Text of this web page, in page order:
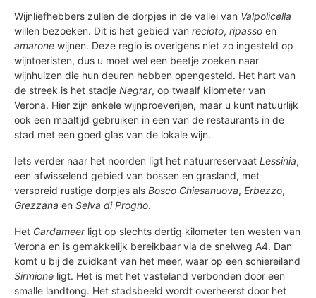
Wijnliefhebbers zullen de dorpjes in de vallei van Valpolicella
willen bezoeken. Dit is het gebied van recioto, ripasso en
amarone wijnen. Deze regio is overigens niet zo ingesteld op
wijntoeristen, dus u moet wel een beetje zoeken naar
wijnhuizen die hun deuren hebben opengesteld. Het hart van
de streek is het stadje Negrar, op twaalf kilometer van
Verona. Hier zijn enkele wijnproeverijen, maar u kunt natuurlijk
ook een maaltijd gebruiken in een van de restaurants in de
stad met een goed glas van de lokale wijn.
Iets verder naar het noorden ligt het natuurreservaat Lessinia,
een afwisselend gebied van bossen en grasland, met
verspreid rustige dorpjes als Bosco Chiesanuova, Erbezzo,
Grezzana en Selva di Progno.
Het Gardameer ligt op slechts dertig kilometer ten westen van
Verona en is gemakkelijk bereikbaar via de snelweg A4. Dan
komt u bij de zuidkant van het meer, waar op een schiereiland
Sirmione ligt. Het is met het vasteland verbonden door een
smalle landtong. Het stadsbeeld wordt overheerst door het